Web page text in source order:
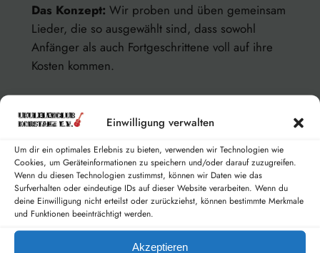
Einwilligung verwalten
Um dir ein optimales Erlebnis zu bieten, verwenden wir Technologien wie
Cookies, um Geräteinformationen zu speichern und/oder darauf zuzugreifen.
Wenn du diesen Technologien zustimmst, können wir Daten wie das
Surfverhalten oder eindeutige IDs auf dieser Website verarbeiten. Wenn du
deine Einwilligung nicht erteilst oder zurückziehst, können bestimmte Merkmale
und Funktionen beeinträchtigt werden.
Akzeptieren
Das Konzept: Wir proben und üben gemeinsam
Lieder, die so ausgewählt sind, dass sowohl
Anfänger als auch Fortgeschrittene voll auf ihre
Kosten kommen.
festes Repertoire aufbauen. Für alle, die Lust
Zukunft auch kleine Auftritte wagen!Aber ganz
wichtig:Das ist ein reinesKann-Angebot(!).Wer
einfach nur in geselliger Runde für sich spielen
und lernen möchte, ist genauso herzlich
willkommen.Niemand muss auf die Bühne!